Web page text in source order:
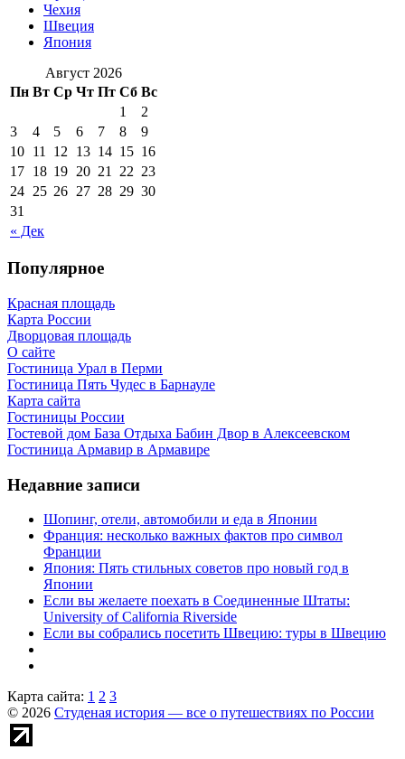
Чехия
Швеция
Япония
Август 2026
Пн Вт Ср Чт Пт Сб Вс
« Дек
1
2
3
4 5 6 7 8
9
10 11 12 13 14 15 16
17 18 19 20 21 22 23
24 25 26 27 28 29 30
31
Популярное
Красная площадь
Карта России
Дворцовая площадь
О сайте
Гостиница Урал в Перми
Гостиница Пять Чудес в Барнауле
Карта сайта
Гостиницы России
Гостевой дом База Отдыха Бабин Двор в Алексеевском
Гостиница Армавир в Армавире
Недавние записи
Шопинг, отели, автомобили и еда в Японии
Франция: несколько важных фактов про символ
Франции
Япония: Пять стильных советов про новый год в
Японии
Если вы желаете поехать в Соединенные Штаты:
University of California Riverside
Если вы собрались посетить Швецию: туры в Швецию
Карта сайта: 1 2 3
© 2026 Студеная история — все о путешествиях по России